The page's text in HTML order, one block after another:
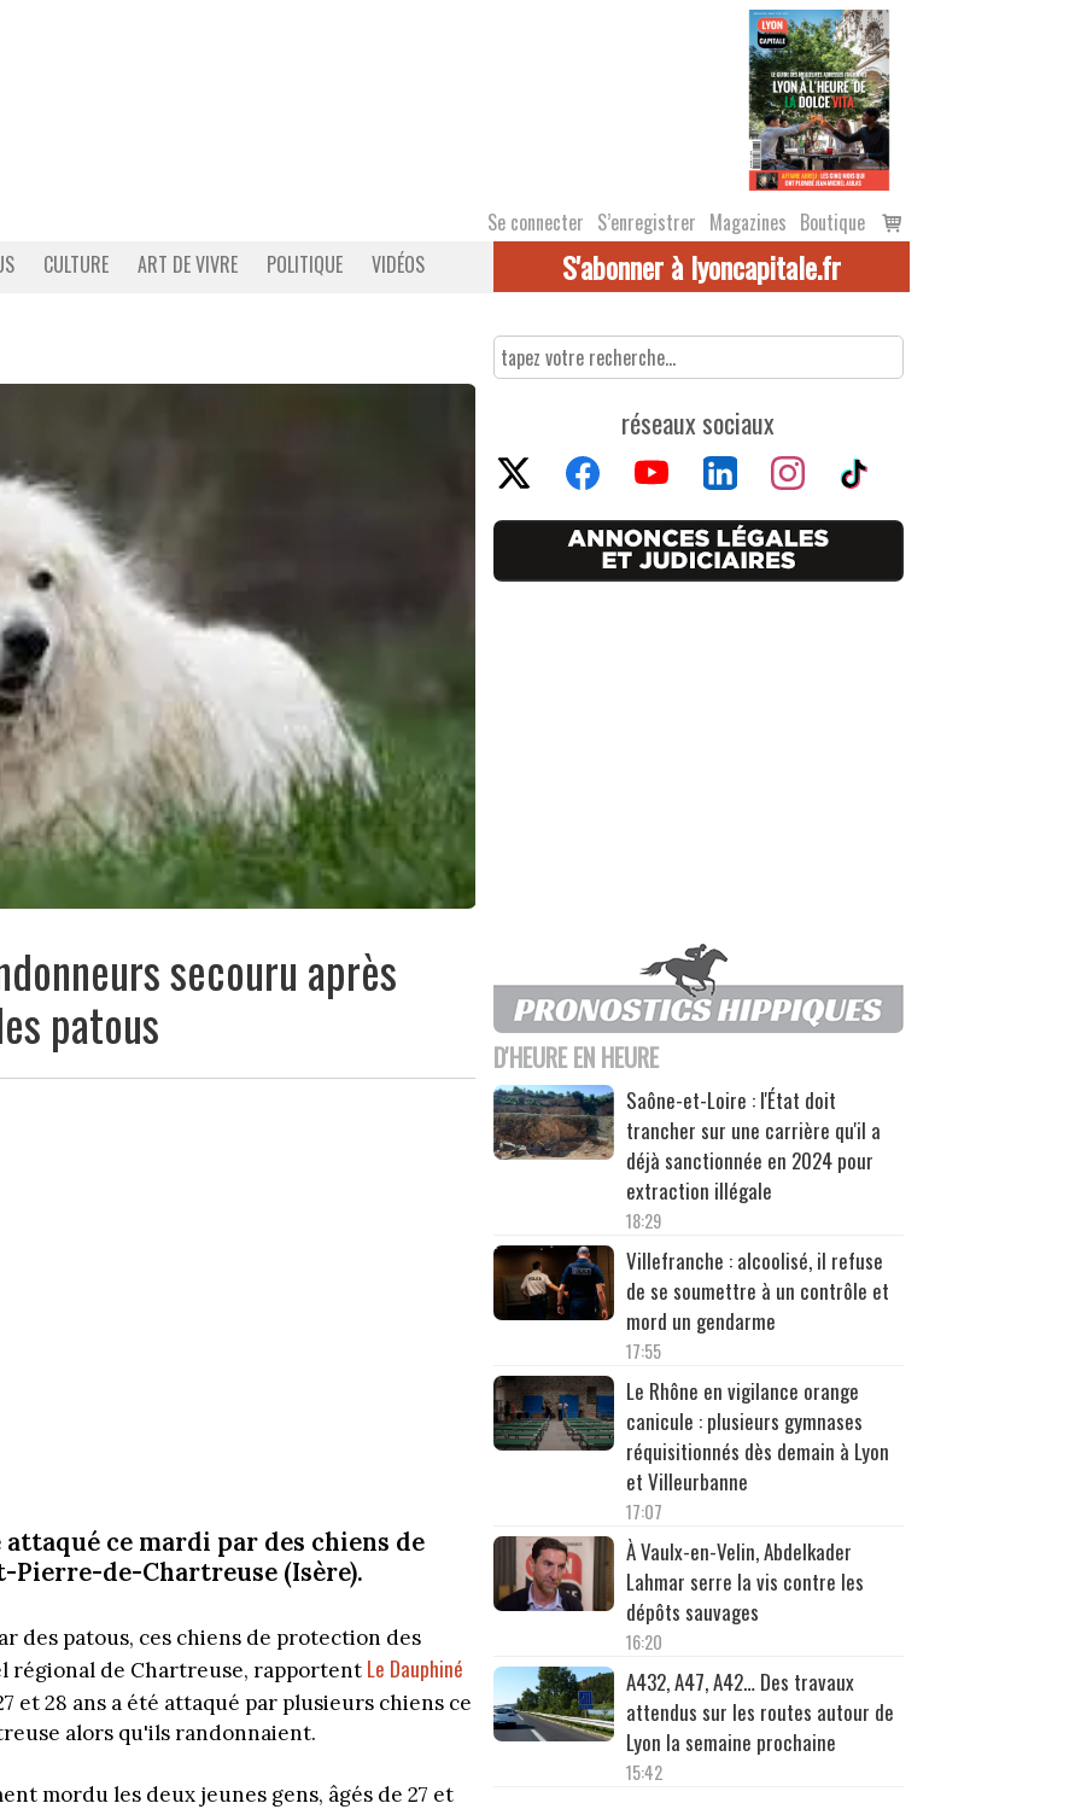
Se connecter S’enregistrer Magazines Boutique
Voir
le
CULTURE ART DE VIVRE POLITIQUE VIDÉOS S'abonner à lyoncapitale.fr
secouru après
patous
ce mardi par des chiens de
de-Chartreuse (Isère).
des patous, ces chiens de protection des
régional de Chartreuse, rapportent Le Dauphiné
et 28 ans a été attaqué par plusieurs chiens ce
alors qu'ils randonnaient.
mordu les deux jeunes gens, âgés de 27 et
réseaux sociaux
D'HEURE EN HEURE
Saône-et-Loire : l'État doit
trancher sur une carrière qu'il a
déjà sanctionnée en 2024 pour
extraction illégale
18:29
Villefranche : alcoolisé, il refuse
de se soumettre à un contrôle et
mord un gendarme
17:55
Le Rhône en vigilance orange
canicule : plusieurs gymnases
réquisitionnés dès demain à Lyon
et Villeurbanne
17:07
À Vaulx-en-Velin, Abdelkader
Lahmar serre la vis contre les
dépôts sauvages
16:20
A432, A47, A42… Des travaux
attendus sur les routes autour de
Lyon la semaine prochaine
15:42